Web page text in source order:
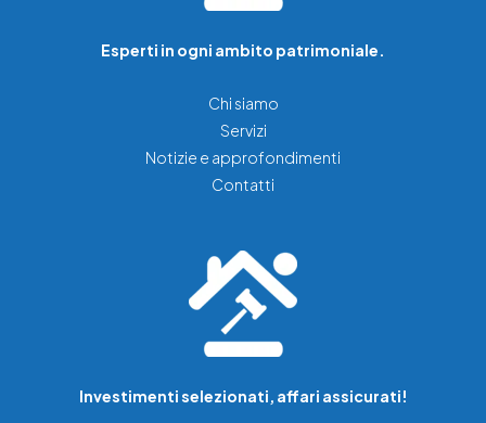
Esperti in ogni ambito patrimoniale.
Chi siamo
Servizi
Notizie e approfondimenti
Contatti
Investimenti selezionati, affari assicurati!